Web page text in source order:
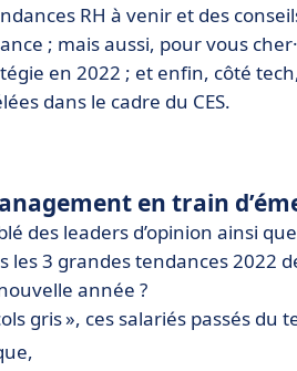
RH à venir et des
; mais aussi, pour vous
en 2022 ; et enfin, côté
dans le cadre du CES.
en train
des leaders d’opinion ainsi
3 grandes tendances 2022
année ?
gris », ces salariés passés